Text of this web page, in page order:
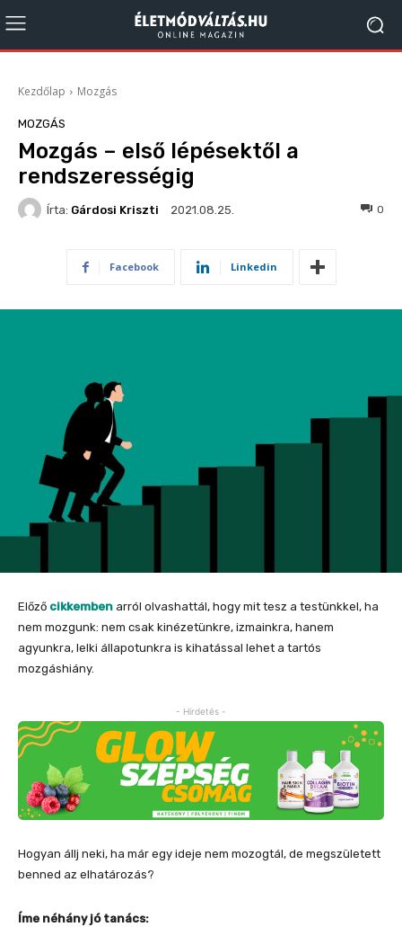
Kezdőlap Mozgás
MOZGÁS
Mozgás – első lépésektől a
rendszerességig
Írta: Gárdosi Kriszti 2021.08.25. 0
Facebook Linkedin
Előző cikkemben arról olvashattál, hogy mit tesz a testünkkel, ha
nem mozgunk: nem csak kinézetünkre, izmainkra, hanem
agyunkra, lelki állapotunkra is kihatással lehet a tartós
mozgáshiány.
- Hirdetés -
Hogyan állj neki, ha már egy ideje nem mozogtál, de megszületett
benned az elhatározás?
Íme néhány jó tanács: